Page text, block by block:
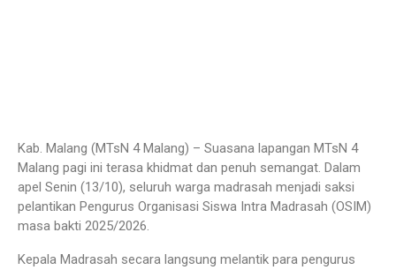
Kab. Malang (MTsN 4 Malang) – Suasana lapangan MTsN 4
Malang pagi ini terasa khidmat dan penuh semangat. Dalam
apel Senin (13/10), seluruh warga madrasah menjadi saksi
pelantikan Pengurus Organisasi Siswa Intra Madrasah (OSIM)
masa bakti 2025/2026.
Kepala Madrasah secara langsung melantik para pengurus